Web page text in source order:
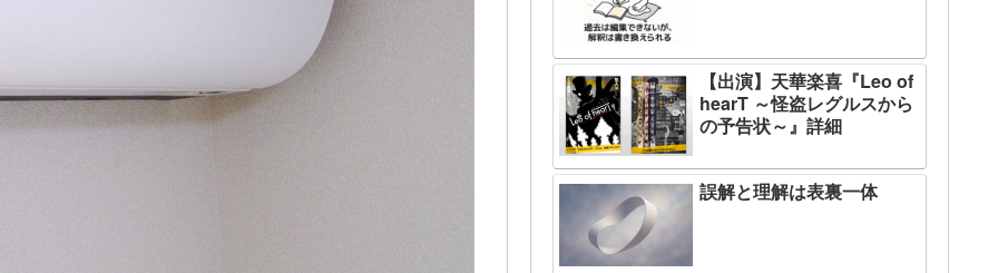
【出演】天華楽喜『Leo of
hearT ～怪盗レグルスから
の予告状～』詳細
誤解と理解は表裏一体